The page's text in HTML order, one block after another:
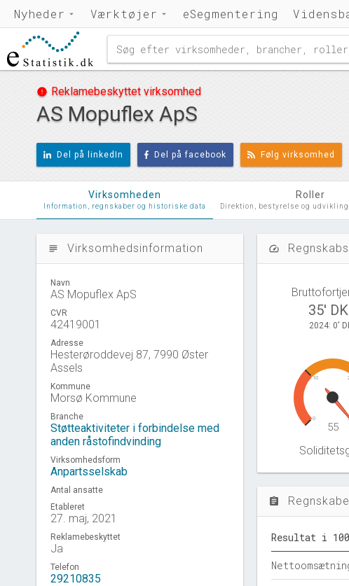
Nyheder Værktøjer eSegmentering
error Reklamebeskyttet virksomhed
AS Mopuflex ApS
Del på linkedIn Del på facebook Følg virksomhed
Virksomheden
Information, regnskaber og historiske data
Roller
Direktion, bestyrelse og
subject Virksomhedsinformation
Navn
AS Mopuflex ApS
CVR
42419001
Adresse
Hesterøroddevej 87, 7990 Øster
Assels
Kommune
Morsø Kommune
Branche
Støtteaktiviteter i forbindelse med
anden råstofindvinding
Virksomhedsform
Anpartsselskab
Antal ansatte
Etableret
27. maj, 2021
Reklamebeskyttet
Ja
Telefon
29210835
speed
35'
2024: 0'
0
10
55
assignment
Resultat i